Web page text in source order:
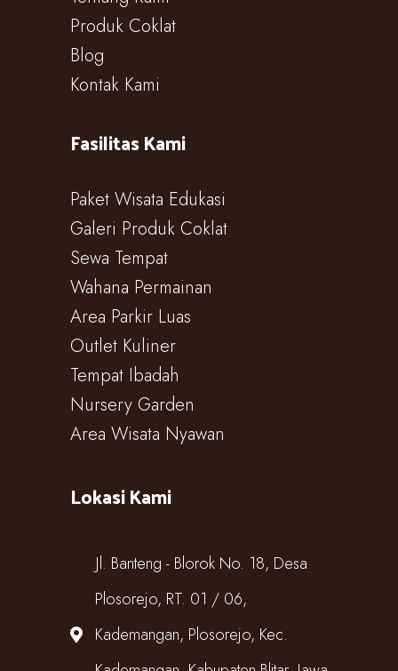
Produk Coklat
Blog
Kontak Kami
Fasilitas Kami
Paket Wisata Edukasi
Galeri Produk Coklat
Sewa Tempat
Wahana Permainan
Area Parkir Luas
Outlet Kuliner
Tempat Ibadah
Nursery Garden
Area Wisata Nyawan
Lokasi Kami
Jl. Banteng - Blorok No. 18, Desa
Plosorejo, RT. 01 / 06,
Kademangan, Plosorejo, Kec.